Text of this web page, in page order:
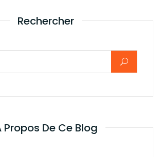
Rechercher
Propos De Ce Blog